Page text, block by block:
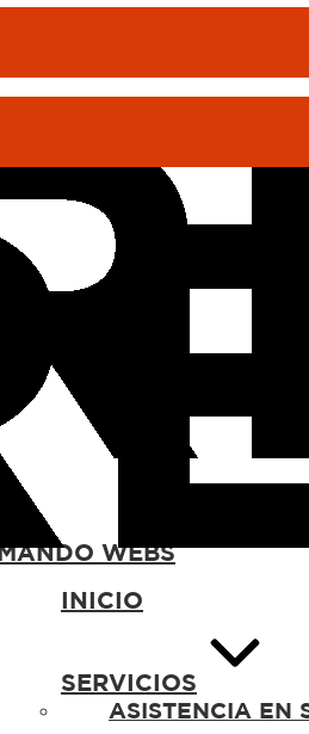
WEBS
INICIO
SERVICIOS
ASISTENCIA EN